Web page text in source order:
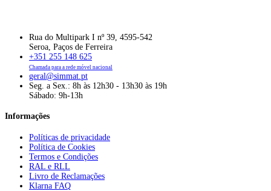
Rua do Multipark I nº 39, 4595-542
Seroa, Paços de Ferreira
+351 255 148 625
Chamada para a rede móvel nacional
geral@simmat.pt
Seg. a Sex.: 8h às 12h30 - 13h30 às 19h
Sábado: 9h-13h
Informações
Políticas de privacidade
Política de Cookies
Termos e Condições
RAL e RLL
Livro de Reclamações
Klarna FAQ